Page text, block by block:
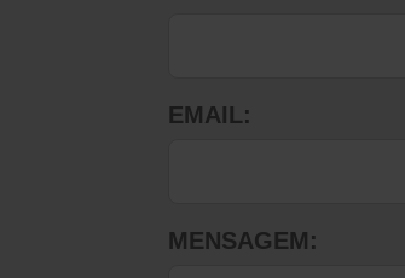
EMAIL:
MENSAGEM: